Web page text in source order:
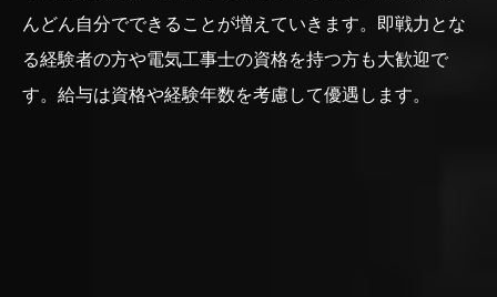
んどん自分でできることが増えていきます。即戦力とな
る経験者の方や電気工事士の資格を持つ方も大歓迎で
す。給与は資格や経験年数を考慮して優遇します。